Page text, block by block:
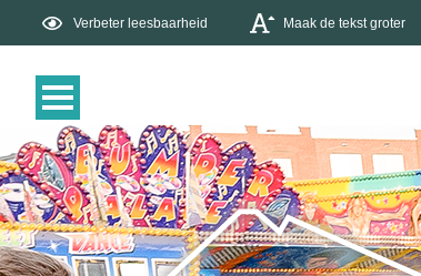
Verbeter leesbaarheid Maak de tekst groter